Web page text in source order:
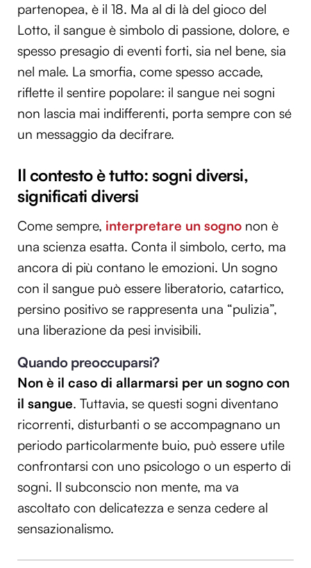
partenopea, è il 18. Ma al di là del gioco del
Lotto, il sangue è simbolo di passione, dolore, e
spesso presagio di eventi forti, sia nel bene, sia
nel male. La smorfia, come spesso accade,
riflette il sentire popolare: il sangue nei sogni
non lascia mai indifferenti, porta sempre con sé
un messaggio da decifrare.
Il contesto è tutto: sogni diversi,
significati diversi
Come sempre, interpretare un sogno non è
una scienza esatta. Conta il simbolo, certo, ma
ancora di più contano le emozioni. Un sogno
con il sangue può essere liberatorio, catartico,
persino positivo se rappresenta una “pulizia”,
una liberazione da pesi invisibili.
Quando preoccuparsi?
Non è il caso di allarmarsi per un sogno con
il sangue. Tuttavia, se questi sogni diventano
ricorrenti, disturbanti o se accompagnano un
periodo particolarmente buio, può essere utile
confrontarsi con uno psicologo o un esperto di
sogni. Il subconscio non mente, ma va
ascoltato con delicatezza e senza cedere al
sensazionalismo.